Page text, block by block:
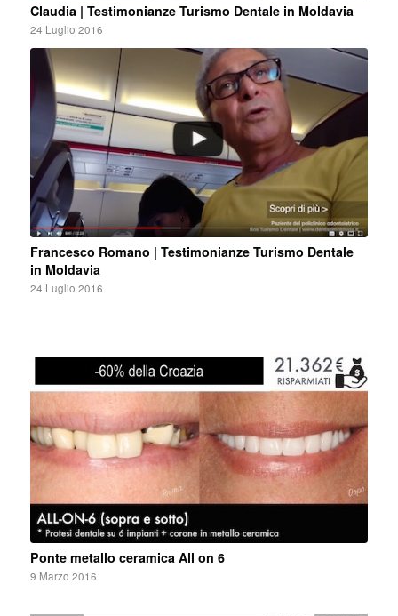
Claudia | Testimonianze Turismo Dentale in Moldavia
24 Luglio 2016
Francesco Romano | Testimonianze Turismo Dentale
in Moldavia
24 Luglio 2016
Ponte metallo ceramica All on 6
9 Marzo 2016